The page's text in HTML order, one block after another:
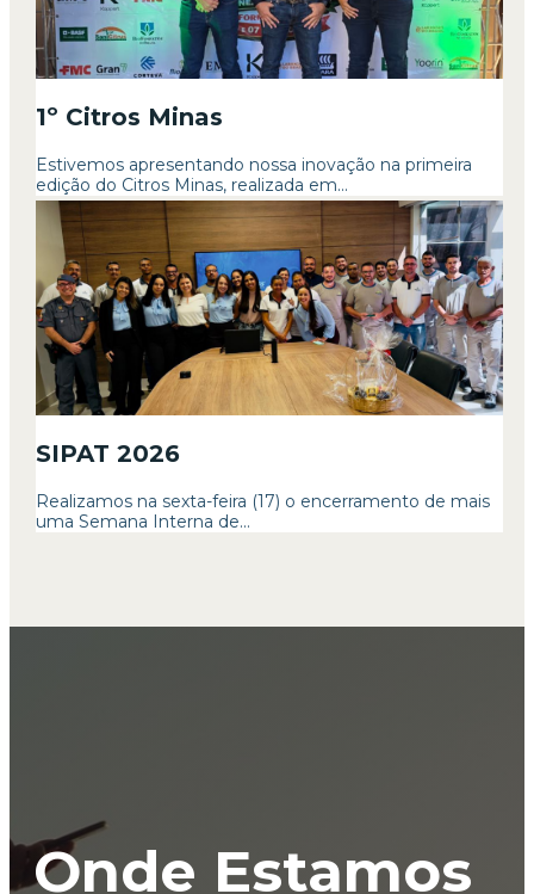
1º Citros Minas
Estivemos apresentando nossa inovação na primeira
edição do Citros Minas, realizada em...
SIPAT 2026
Realizamos na sexta-feira (17) o encerramento de mais
uma Semana Interna de...
Onde Estamos